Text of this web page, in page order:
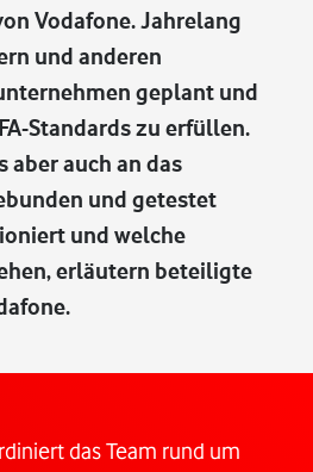
Vodafone. Jahrelang
und anderen
geplant und
Standards zu erfüllen.
aber auch an das
und getestet
und welche
erläutern beteiligte
das Team rund um